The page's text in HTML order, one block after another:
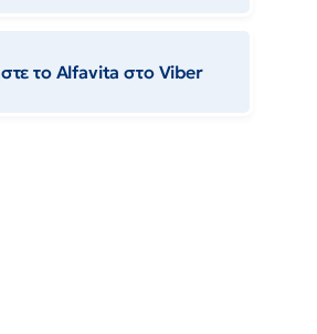
το Αlfavita στο Viber